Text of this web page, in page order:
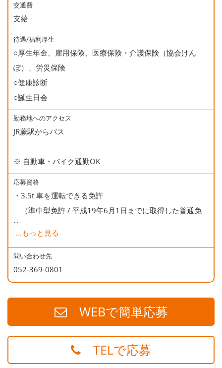
交通費
支給
待遇/福利厚生
○厚生年金、雇用保険、医療保険・介護保険（協会けん
ぽ）、労災保険
○健康診断
○誕生日会
勤務地へのアクセス
JR蕨駅からバス
※ 自動車・バイク通勤OK
応募資格
・3.5t 車を運転できる免許
（準中型免許 / 平成19年6月1日までに取得した普通免
許）
・商品（エアコン）の手積みがありますので、体力のある
方が望ましいです。
...もっと見る
問い合わせ先
052-369-0801
WEBで簡単応募
TELで応募